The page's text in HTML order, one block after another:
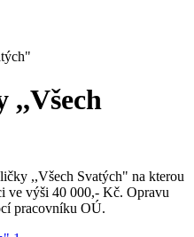
,,Všech
,,Všech Svatých" na kterou
ve výši 40 000,- Kč. Opravu
pracovníku OÚ.